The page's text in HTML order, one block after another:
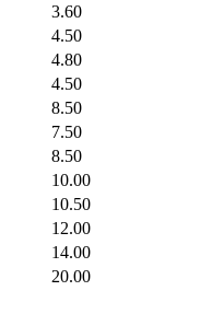
3.60
4.50
4.80
4.50
8.50
7.50
8.50
10.00
10.50
12.00
14.00
20.00